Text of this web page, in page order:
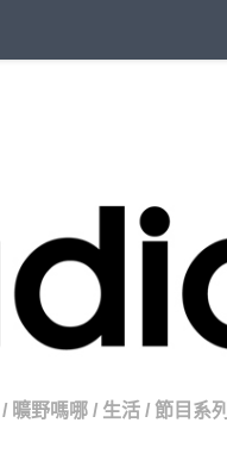
/ 曠野嗎哪 / 生活 / 節目系列